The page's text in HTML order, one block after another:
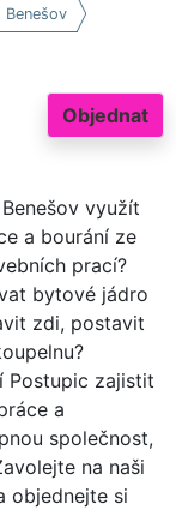
Benešov
Objednat
využít
a bourání ze
prací?
bytové jádro
zdi, postavit
Postupic zajistit
a
společnost,
na naši
objednejte si